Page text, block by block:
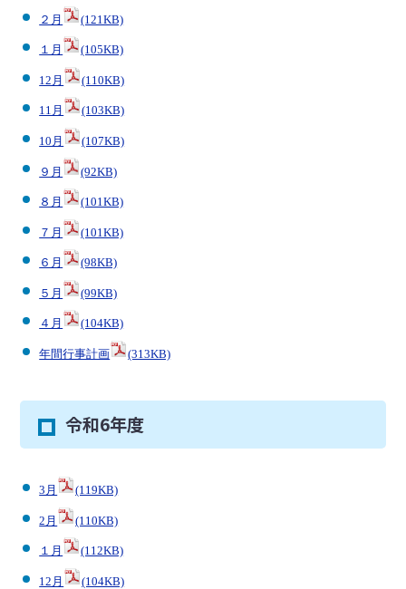
２月 (121KB)
１月 (105KB)
12月 (110KB)
11月 (103KB)
10月 (107KB)
９月 (92KB)
８月 (101KB)
７月 (101KB)
６月 (98KB)
５月 (99KB)
４月 (104KB)
年間行事計画 (313KB)
令和6年度
3月 (119KB)
2月 (110KB)
１月 (112KB)
12月 (104KB)